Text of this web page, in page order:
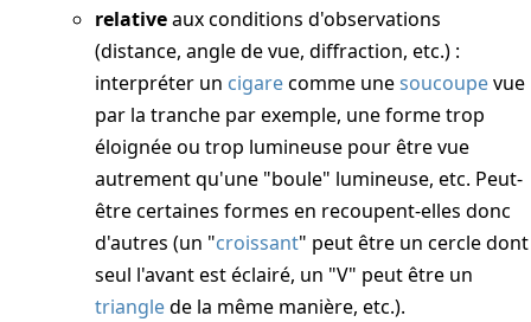
relativeaux conditions d'observations
(distance, angle de vue, diffraction, etc.) :
interpréter un cigarecomme unesoucoupevue
par la tranche par exemple, une forme trop
éloignée ou trop lumineuse pour être vue
autrement qu'une "boule" lumineuse, etc. Peut-
être certaines formes en recoupent-elles donc
d'autres (un "croissant" peut être un cercle dont
seul l'avant est éclairé, un "V" peut être un
trianglede la même manière, etc.).